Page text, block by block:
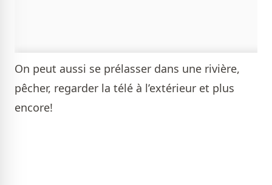
On peut aussi se prélasser dans une rivière,
pêcher, regarder la télé à l’extérieur et plus
encore!